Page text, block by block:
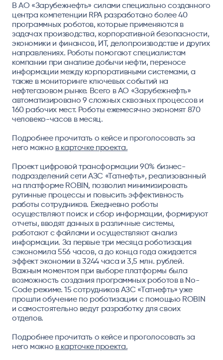
В АО «Зарубежнефть» силами специально созданного
центра компетенции RPA разработано более 40
программных роботов, которые применяются в
задачах производства, корпоративной безопасности,
экономики и финансов, ИТ, делопроизводстве и других
направлениях. Роботы помогают специалистам
компании при анализе добычи нефти, переносе
информации между корпоративными системами, а
также в мониторинге ключевых событий на
нефтегазовом рынке. Всего в АО «Зарубежнефть»
автоматизировано 9 сложных сквозных процессов и
160 рабочих мест. Роботы ежемесячно экономят 870
человеко-часов в месяц.
Подробнее прочитать о кейсе и проголосовать за
него можно в карточке проекта.
Проект цифровой трансформации 90% бизнес-
подразделений сети АЗС «Татнефть», реализованный
на платформе ROBIN, позволил минимизировать
рутинные процессы и повысить эффективность
работы сотрудников. Ежедневно роботы
осуществляют поиск и сбор информации, формируют
отчеты, вводят данных в различные системы,
работают с файлами и осуществляют анализ
информации. За первые три месяца роботизация
сэкономила 556 часов, а до конца года ожидается
эффект экономии в 3244 часа и 3,5 млн. рублей.
Важным моментом при выборе платформы была
возможность создания программных роботов в No-
Code режиме. 15 сотрудников АЗС «Татнефть» уже
прошли обучение по роботизации с помощью ROBIN
и самостоятельно ведут разработку для своих
отделов.
Подробнее прочитать о кейсе и проголосовать за
него можно в карточке проекта.